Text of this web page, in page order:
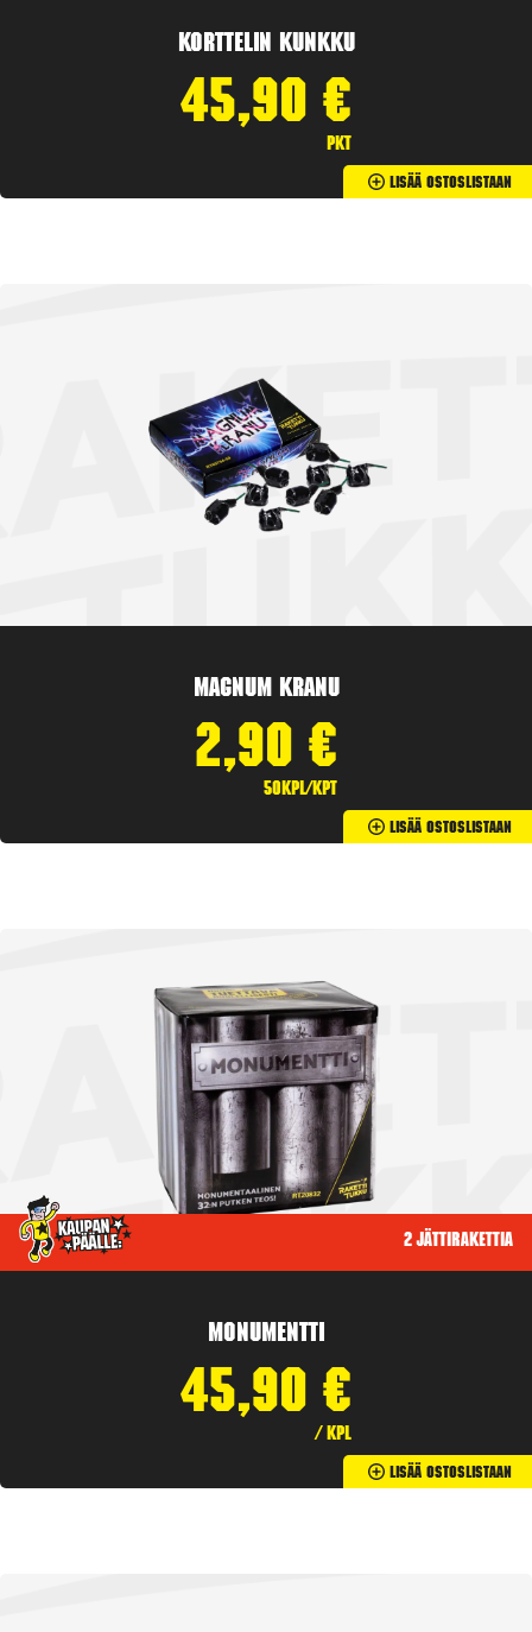
Korttelin kunkku
45,90 €
pkt
Lisää Ostoslistaan
Magnum Kranu
2,90 €
50kpl/kpt
Lisää Ostoslistaan
2 jättirakettia
Monumentti
45,90 €
/ kpl
Lisää Ostoslistaan